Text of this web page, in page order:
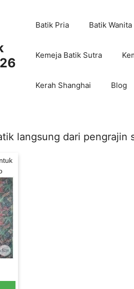
Batik Pria Batik Wanita
Kemeja Batik Sutra
Kerah Shanghai Blog
langsung dari pengrajin